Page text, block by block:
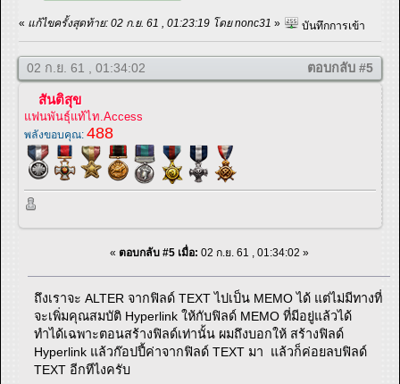
« แก้ไขครั้งสุดท้าย: 02 ก.ย. 61 , 01:23:19 โดย nonc31 » บันทึกการเข้า
02 ก.ย. 61 , 01:34:02 ตอบกลับ #5
สันติสุข
แฟนพันธุ์แท้ไท.Access
พลังขอบคุณ: 488
« ตอบกลับ #5 เมื่อ: 02 ก.ย. 61 , 01:34:02 »
ถึงเราจะ ALTER จากฟิลด์ TEXT ไปเป็น MEMO ได้ แต่ไม่มีทางที่
จะเพิ่มคุณสมบัติ Hyperlink ให้กับฟิลด์ MEMO ที่มีอยู่แล้วได้
ทำได้เฉพาะตอนสร้างฟิลด์เท่านั้น ผมถึงบอกให้ สร้างฟิลด์
Hyperlink แล้วก๊อปปี้ค่าจากฟิลด์ TEXT มา แล้วก็ค่อยลบฟิลด์
TEXT อีกทีไงครับ